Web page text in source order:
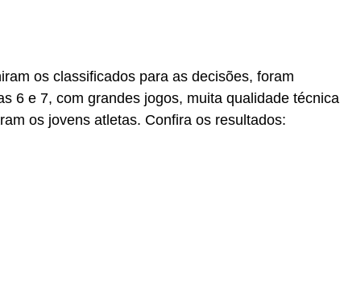
os classificados para as decisões, foram
6 e 7, com grandes jogos, muita qualidade técnica
os jovens atletas. Confira os resultados: